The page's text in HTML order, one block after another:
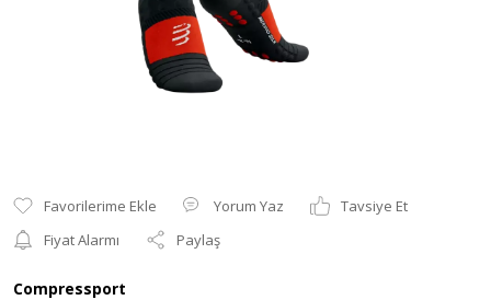
Yorum Yaz
Tavsiye Et
Fiyat Alarmı
Paylaş
Compressport